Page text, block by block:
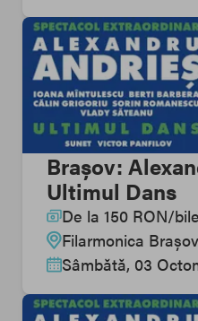
Brașov:
Ultimul Dans
De la 150 RON/
Filarmonica
Sâmbătă, 03